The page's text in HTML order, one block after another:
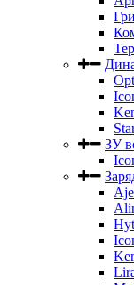
ЗУ